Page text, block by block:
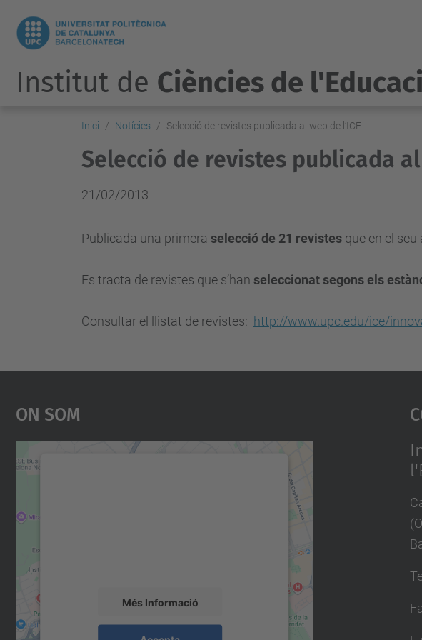
Institut de Ciències de
Inici Notícies Selecció de revistes publicada al web de l’ICE
Selecció de revistes publicada al
21/02/2013
Publicada una primera selecció de 21 revistes que en el
Es tracta de revistes que s’han seleccionat segons els
Consultar el llistat de revistes: http://www.upc.edu/ice/
On Som
Més Informació